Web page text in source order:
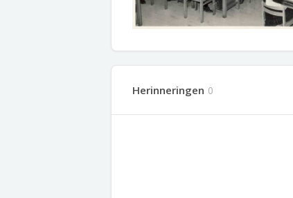
Herinneringen 0